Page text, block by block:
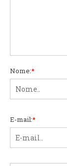
Nome:*
E-mail:*